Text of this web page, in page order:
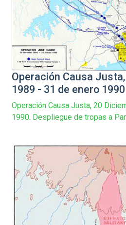
Operación Causa
1989 - 31 de enero 1990
Operación Causa Justa, 20
1990. Despliegue de tropas a